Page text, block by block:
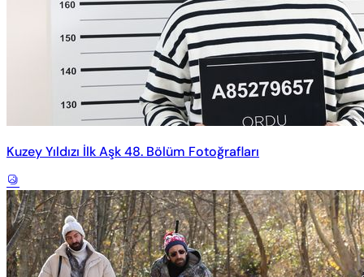
Kuzey Yıldızı İlk Aşk 48. Bölüm Fotoğrafları